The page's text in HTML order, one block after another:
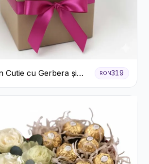
Cutie cu Gerbera și
RON319